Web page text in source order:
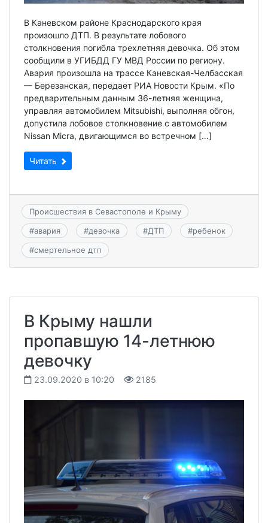
В Каневском районе Краснодарского края
произошло ДТП. В результате лобового
столкновения погибла трехлетняя девочка. Об этом
сообщили в УГИБДД ГУ МВД России по региону.
Авария произошла на трассе Каневская-Челбасская
— Березанская, передает РИА Новости Крым. «По
предварительным данным 36-летняя женщина,
управляя автомобилем Mitsubishi, выполняя обгон,
допустила лобовое столкновение с автомобилем
Nissan Micra, двигающимся во встречном […]
Читать
Происшествия в Севастополе и Крыму
#авария #девочка #ДТП #ребенок
#смертельное дтп
В Крыму нашли
пропавшую 14-летнюю
девочку
23.09.2020 в 10:20 2185